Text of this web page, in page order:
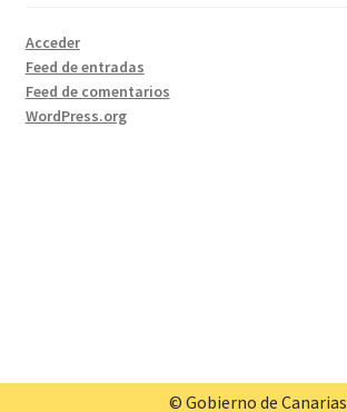
Acceder
Feed de entradas
Feed de comentarios
WordPress.org
© Gobierno de Canarias